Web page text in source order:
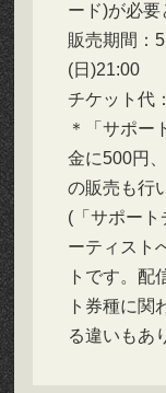
ード)が必
販売期間：
(日)21:00
チケット代
＊「サポー
金に500円
の販売も行
(「サポー
ーティスト
トです。配
ト券種に関
る違いもあ